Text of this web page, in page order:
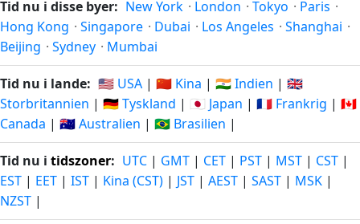
Tid nu i disse byer: New York · London · Tokyo · Paris ·
Hong Kong · Singapore · Dubai · Los Angeles · Shanghai ·
Beijing · Sydney · Mumbai
Tid nu i lande: 🇺🇸 USA | 🇨🇳 Kina | 🇮🇳 Indien | 🇬🇧
Storbritannien | 🇩🇪 Tyskland | 🇯🇵 Japan | 🇫🇷 Frankrig | 🇨🇦
Canada | 🇦🇺 Australien | 🇧🇷 Brasilien |
Tid nu i tidszoner: UTC | GMT | CET | PST | MST | CST |
EST | EET | IST | Kina (CST) | JST | AEST | SAST | MSK |
NZST |